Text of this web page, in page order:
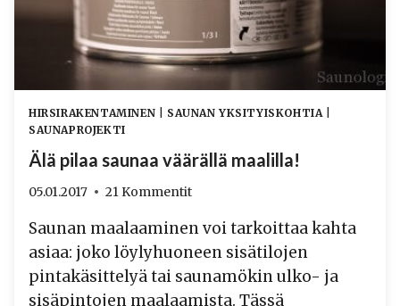
HIRSIRAKENTAMINEN SAUNAN YKSITYISKOHTIA|
SAUNAPROJEKTI
Älä pilaa saunaa väärällä maalilla!
05.01.2017 21 Kommentit
Saunan maalaaminen voi tarkoittaa kahta
asiaa: joko löylyhuoneen sisätilojen
pintakäsittelyä tai saunamökin ulko- ja
sisäpintojen maalaamista. Tässä